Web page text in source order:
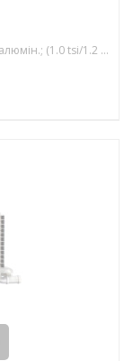
Примітка: з/без конд.; акпп/мкпп; 172x184x26; алюмін.; (1.0 tsi/1.2 tsi/1.4 tsi/1.6 tdi/1.8 tsi/2.0 tdi/2.0 tfsi/1.0 tfsi/1.4 tfsi /; паяний